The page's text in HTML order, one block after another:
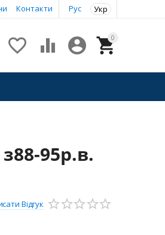
Рус Укр
Контакти
0


 
95р.в.
Відгук